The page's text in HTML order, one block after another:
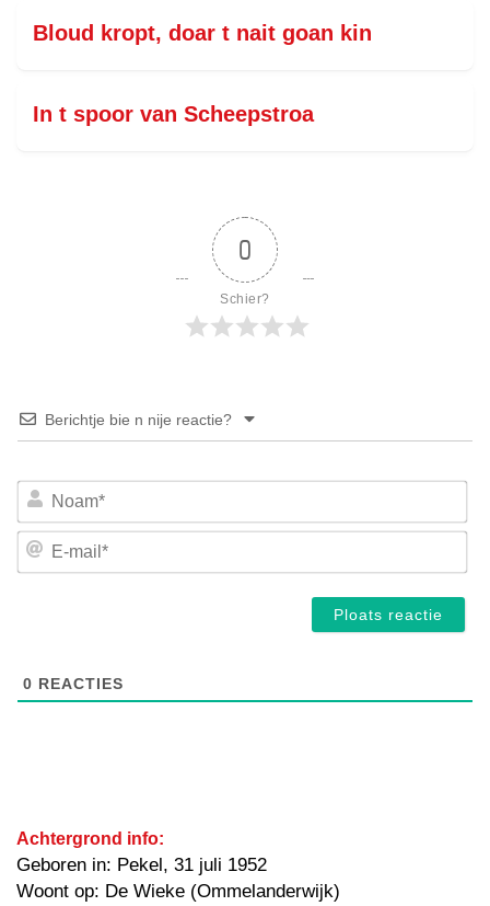
Bloud kropt, doar t nait goan kin
In t spoor van Scheepstroa
0
Schier?
Berichtje bie n nije reactie?
E-
0 REACTIES
Achtergrond info:
Geboren in: Pekel, 31 juli 1952
Woont op: De Wieke (Ommelanderwijk)